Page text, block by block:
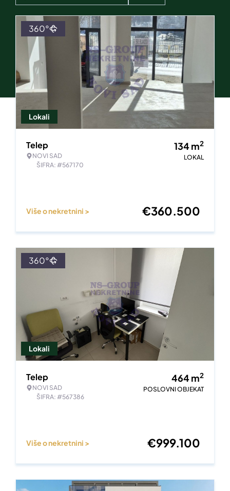
Lokali
360°
Telep
NOVI SAD
ŠIFRA: #567170
134m2
LOKAL
Više o nekretnini > €360.500
Lokali
360°
Telep
NOVI SAD
ŠIFRA: #567386
464m2
POSLOVNI OBJEKAT
Više o nekretnini > €999.100